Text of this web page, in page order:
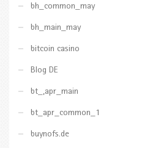
bh_common_may
bh_main_may
bitcoin casino
Blog DE
bt_,apr_main
bt_apr_common_1
buynofs.de